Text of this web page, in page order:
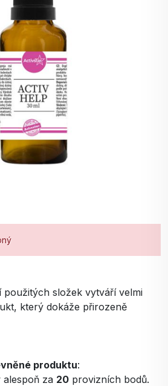
použitých složek vytváří velmi
který dokáže přirozeně
produktu:
za 20provizních bodů.